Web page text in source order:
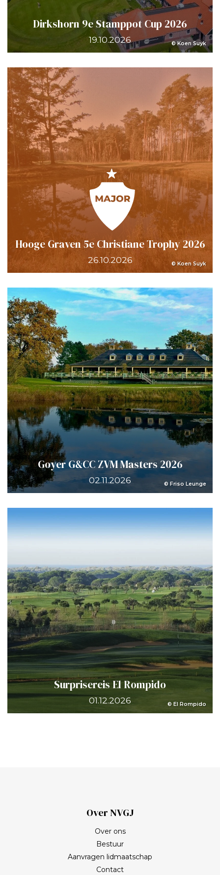
© Koen Suyk
Dirkshorn 9e Stamppot Cup 2026
19.10.2026
© Koen Suyk
Hooge Graven 5e Christiane Trophy 2026
26.10.2026
© Friso Leunge
Goyer G&CC ZVM Masters 2026
02.11.2026
© El Rompido
Surprisereis El Rompido
01.12.2026
Over NVGJ
Over ons
Bestuur
Aanvragen lidmaatschap
Contact